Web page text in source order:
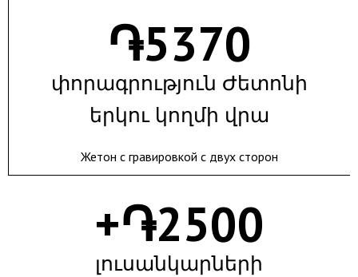
֏5370
փորագրություն Ժետոնի
երկու կողմի վրա
Жетон с гравировкой с двух сторон
+֏2500
լուսանկարների